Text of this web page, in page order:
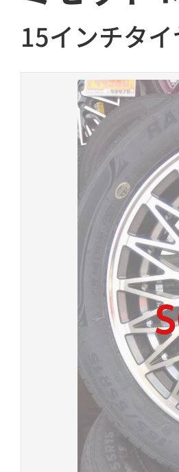
15インチタ